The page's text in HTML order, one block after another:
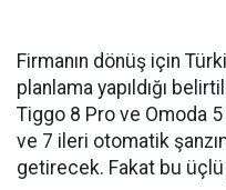
Firmanın dönüş için
planlama yapıldığı
Tiggo 8 Pro ve Omoda
ve 7 ileri otomatik
getirecek. Fakat bu üçlü